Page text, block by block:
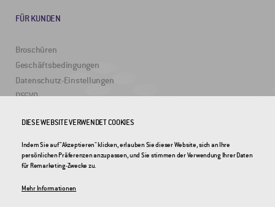
FÜR KUNDEN
Broschüren
Geschäftsbedingungen
Datenschutz-Einstellungen
DSGVO
2DRoad
DIESE WEBSITE VERWENDET COOKIES
Indem Sie auf "Akzeptieren" klicken, erlauben Sie dieser Website, sich an Ihre
persönlichen Präferenzen anzupassen, und Sie stimmen der Verwendung Ihrer Daten
für Remarketing-Zwecke zu.
Mehr Informationen